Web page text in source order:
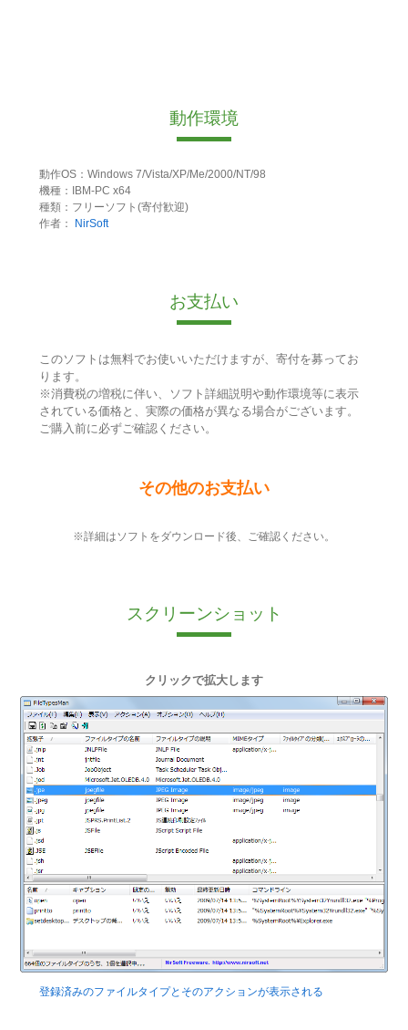
動作環境
動作OS：Windows 7/Vista/XP/Me/2000/NT/98
機種：IBM-PC x64
種類：フリーソフト(寄付歓迎)
作者：
NirSoft
お支払い
このソフトは無料でお使いいただけますが、寄付を募ってお
ります。
※消費税の増税に伴い、ソフト詳細説明や動作環境等に表示
されている価格と、実際の価格が異なる場合がございます。
ご購入前に必ずご確認ください。
その他のお支払い
※詳細はソフトをダウンロード後、ご確認ください。
スクリーンショット
クリックで拡大します
登録済みのファイルタイプとそのアクションが表示される